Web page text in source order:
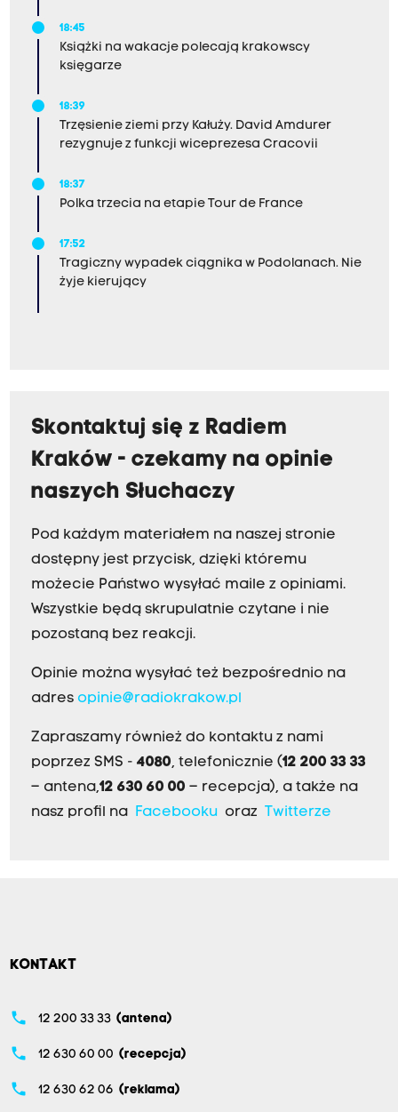
18:45
Książki na wakacje polecają krakowscy
księgarze
18:39
Trzęsienie ziemi przy Kałuży. David Amdurer
rezygnuje z funkcji wiceprezesa Cracovii
18:37
Polka trzecia na etapie Tour de France
17:52
Tragiczny wypadek ciągnika w Podolanach. Nie
żyje kierujący
Skontaktuj się z Radiem
Kraków - czekamy na opinie
naszych Słuchaczy
Pod każdym materiałem na naszej stronie
dostępny jest przycisk, dzięki któremu
możecie Państwo wysyłać maile z opiniami.
Wszystkie będą skrupulatnie czytane i nie
pozostaną bez reakcji.
Opinie można wysyłać też bezpośrednio na
adres opinie@radiokrakow.pl
Zapraszamy również do kontaktu z nami
poprzez SMS - 4080, telefonicznie (12 200 33 33
– antena,12 630 60 00 – recepcja), a także na
nasz profil na Facebookuoraz Twitterze
KONTAKT
phone 12 200 33 33 (antena)
phone 12 630 60 00 (recepcja)
phone 12 630 62 06 (reklama)